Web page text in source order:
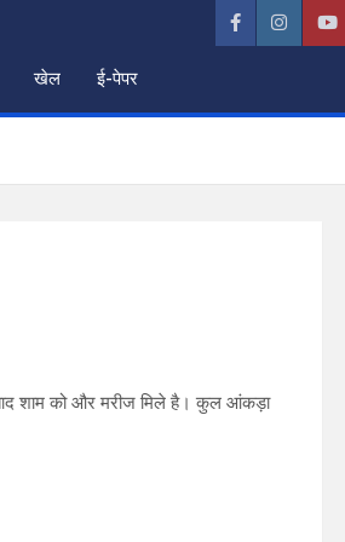
खेल ई-पेपर
शाम को और मरीज मिले है। कुल आंकड़ा